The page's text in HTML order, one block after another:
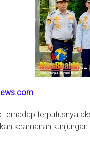
terhadap terputusnya
keamanan